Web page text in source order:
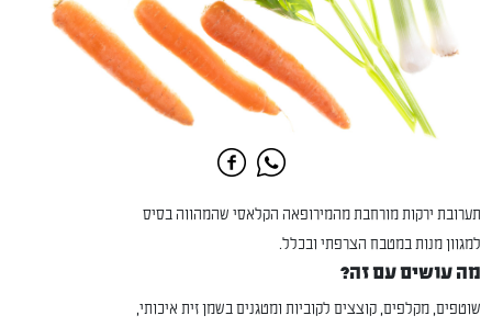
תערובת ירקות מורחבת מהמירופאה הקלאסי שהמהווה בסיס
למגוון מנות במטבח הצרפתי ובכלל.
מה עושים עם זה?
שוטפים, מקלפים, קוצצים לקוביות ומטגנים בשמן זית איכותי,